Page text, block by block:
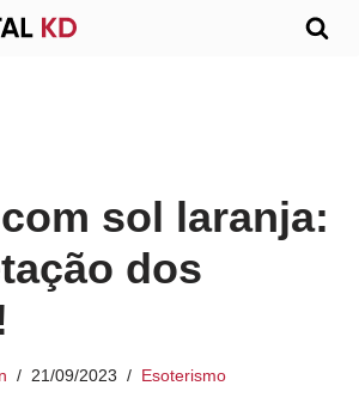
sol laranja:
dos
21/09/2023 Esoterismo